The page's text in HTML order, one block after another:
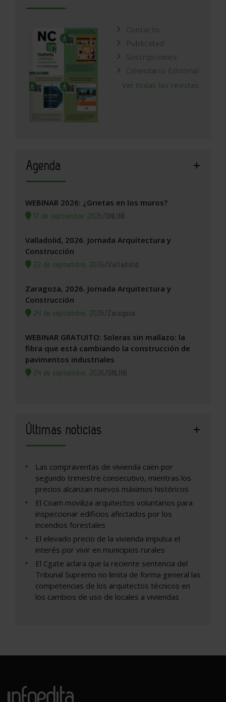
Contacto
Publicidad
Suscripciones
Calendario Editorial
Ver todas las revistas
Agenda
WEBINAR 2026: ¿Grietas en los muros?
17 de septiembre, 2026/ONLINE
Valladolid, 2026. Jornada Arquitectura y
Construcción
22 de septiembre, 2026/Valladolid
Zaragoza, 2026. Jornada Arquitectura y
Construcción
24 de septiembre, 2026/Zaragoza
WEBINAR GRATUITO: Soleras sin mallazo: la
fibra que está cambiando la construcción de
pavimentos industriales
24 de septiembre, 2026/ONLINE
Últimas noticias
Las compraventas de vivienda caen por
segundo trimestre consecutivo, mientras los
precios alcanzan nuevos máximos históricos
El Coam moviliza arquitectos voluntarios para
inspeccionar edificios afectados por los
incendios forestales
El elevado precio de la vivienda impulsa el
interés por vivir en municipios rurales
El Cgate aclara que la reciente sentencia del
Tribunal Supremo no limita de forma general las
competencias de los arquitectos técnicos en
los cambios de uso de locales a viviendas